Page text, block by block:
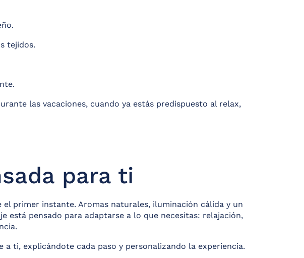
tejidos.
las vacaciones, cuando ya estás predispuesto al relax,
para ti
primer instante. Aromas naturales, iluminación cálida y un
está pensado para adaptarse a lo que necesitas: relajación,
ti, explicándote cada paso y personalizando la experiencia.